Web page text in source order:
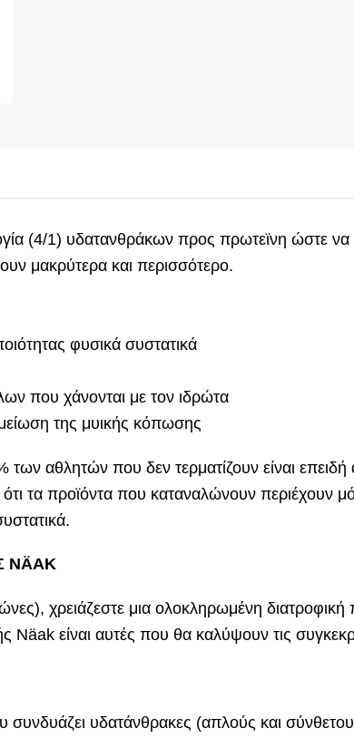
(4/1) υδατανθράκων προς πρωτεϊνη ώστε
μακρύτερα και περισσότερο.
φυσικά συστατικά
που χάνονται με τον ιδρώτα
της μυικής κόπωσης
αθλητών που δεν τερματίζουν είναι επειδή
τα προϊόντα που καταναλώνουν περιέχουν
NÄAK
χρειάζεστε μια ολοκληρωμένη
Näak είναι αυτές που θα καλύψουν τις
συνδυάζει υδατάνθρακες (απλούς και